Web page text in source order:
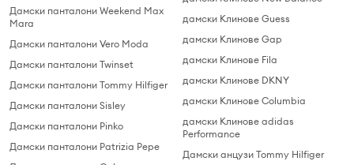
Дамски панталони Weekend Max
Mara
Дамски панталони Vero Moda
Дамски панталони Twinset
Дамски панталони Tommy Hilfiger
Дамски панталони Sisley
Дамски панталони Pinko
Дамски панталони Patrizia Pepe
дамски Клинове Guess
дамски Клинове Gap
дамски Клинове Fila
дамски Клинове DKNY
дамски Клинове Columbia
дамски Клинове adidas
Performance
Дамски анцузи Tommy Hilfiger